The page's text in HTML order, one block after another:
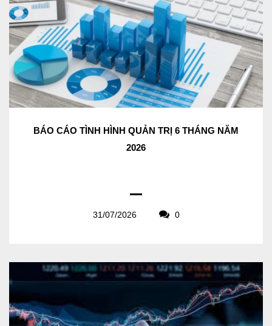
BÁO CÁO TÌNH HÌNH QUẢN TRỊ 6 THÁNG NĂM
2026
31/07/2026 0